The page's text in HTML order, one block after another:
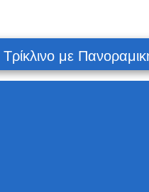
Τρίκλινο με